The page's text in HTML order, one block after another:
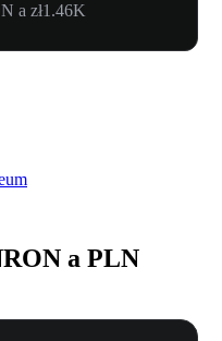
a zł1.46K
a PLN